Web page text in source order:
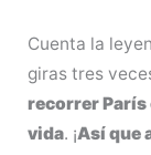
Cuenta la
giras tres
recorrer París
vida. ¡Así que